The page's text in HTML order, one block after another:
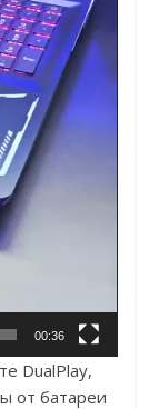
00:36
DualPlay,
от батареи